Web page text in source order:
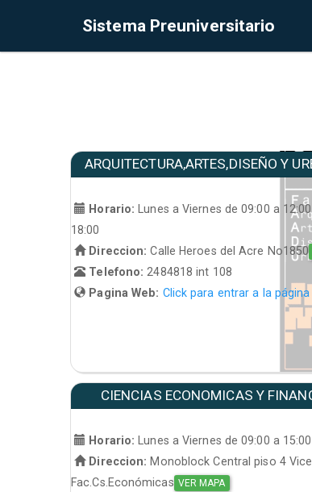
Sistema Preuniversitario
ARQUITECTURA,ARTES,DISEÑO Y
Horario:
Lunes a Viernes de 09:00 a
18:00
Direccion: Calle Heroes del Acre No1850
Telefono: 2484818 int 108
Pagina Web: Click para entrar a la página
CIENCIAS ECONOMICAS Y
Horario:
Lunes a Viernes de 09:00 a 15:00
Direccion: Monoblock Central piso 4
Fac.Cs.Económicas VER MAPA